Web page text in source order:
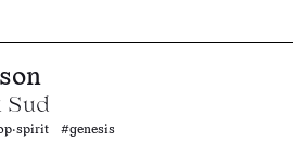
Sud
#genesis